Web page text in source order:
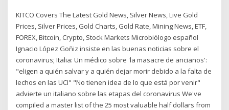
KITCO Covers The Latest Gold News, Silver News, Live Gold
Prices, Silver Prices, Gold Charts, Gold Rate, Mining News, ETF,
FOREX, Bitcoin, Crypto, Stock Markets Microbiólogo español
Ignacio López Goñiz insiste en las buenas noticias sobre el
coronavirus; Italia: Un médico sobre 'la masacre de ancianos':
"eligen a quién salvar y a quién dejar morir debido a la falta de
lechos en las UCI" "No tienen idea de lo que está por venir"
advierte un italiano sobre las etapas del coronavirus We've
compiled a master list of the 25 most valuable half dollars from